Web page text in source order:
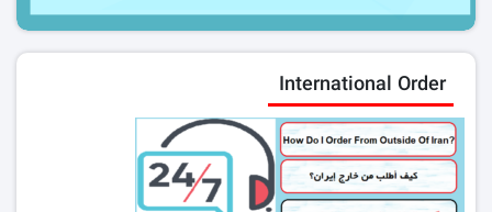
International Order